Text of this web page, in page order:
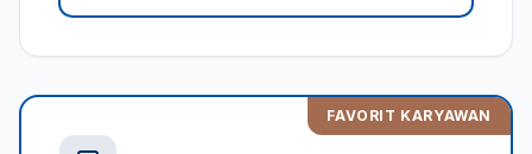
FAVORIT KARYAWAN